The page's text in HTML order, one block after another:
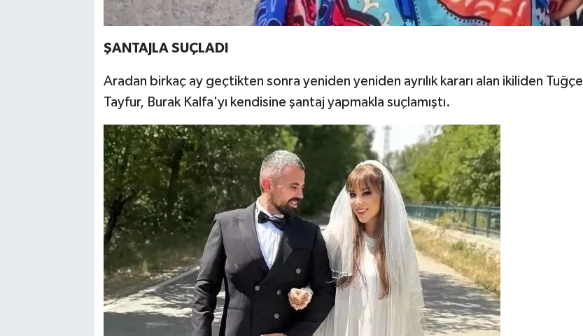
ŞANTAJLA SUÇLADI
Aradan birkaç ay geçtikten sonra yeniden yeniden ayrılık kararı alan ikiliden Tuğçe
Tayfur, Burak Kalfa'yı kendisine şantaj yapmakla suçlamıştı.